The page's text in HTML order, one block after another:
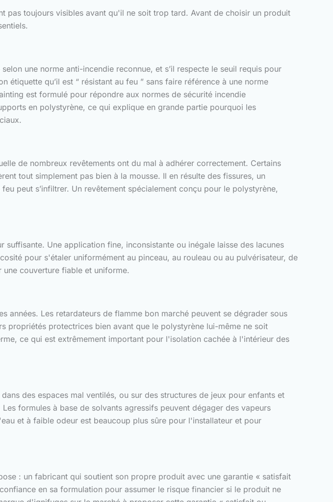
pas toujours visibles avant qu'il ne soit trop tard. Avant de choisir un produit
une norme anti-incendie reconnue, et s’il respecte le seuil requis pour
étiquette qu’il est “ résistant au feu ” sans faire référence à une norme
est formulé pour répondre aux normes de sécurité incendie
en polystyrène, ce qui explique en grande partie pourquoi les
de nombreux revêtements ont du mal à adhérer correctement. Certains
tout simplement pas bien à la mousse. Il en résulte des fissures, un
peut s’infiltrer. Un revêtement spécialement conçu pour le polystyrène,
Une application fine, inconsistante ou inégale laisse des lacunes
pour s'étaler uniformément au pinceau, au rouleau ou au pulvérisateur, de
couverture fiable et uniforme.
années. Les retardateurs de flamme bon marché peuvent se dégrader sous
propriétés protectrices bien avant que le polystyrène lui-même ne soit
ce qui est extrêmement important pour l'isolation cachée à l'intérieur des
des espaces mal ventilés, ou sur des structures de jeux pour enfants et
formules à base de solvants agressifs peuvent dégager des vapeurs
et à faible odeur est beaucoup plus sûre pour l'installateur et pour
: un fabricant qui soutient son propre produit avec une garantie « satisfait
en sa formulation pour assumer le risque financier si le produit ne